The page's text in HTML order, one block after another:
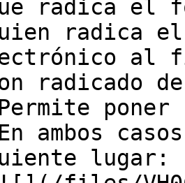
radica el
radica
al
lugar: